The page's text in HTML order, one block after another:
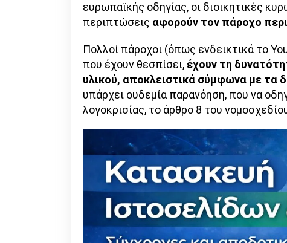
ευρωπαϊκής οδηγίας, οι διοικητικές
περιπτώσεις αφορούν τον πάροχο
Πολλοί πάροχοι (όπως ενδεικτικά το
που έχουν θεσπίσει, έχουν τη
υλικού, αποκλειστικά σύμφωνα με τα
υπάρχει ουδεμία παρανόηση, που να
λογοκρισίας, το άρθρο 8 του